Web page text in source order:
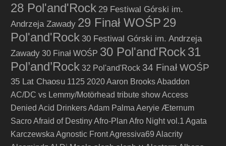
28 Pol'and'Rock 29 Festiwal Górski im.
Andrzeja Zawady 29 Finał WOŚP 29
Pol'and'Rock 30 Festiwal Górski im. Andrzeja
Zawady 30 Finał WOŚP 30 Pol'and'Rock31
Pol’and’Rock 32 Pol'and'Rock 34 Finał WOŚP
35 Lat Chaosu 1125 2020Aaron BrooksAbaddon
AC/DC vs Lemmy/Motörhead tribute showAccess
Denied Acid DrinkersAdam Palma Aeryie Æternum
SacroAfraid of DestinyAfro-Plan Afro Night vol.1 Agata
Karczewska Agnostic FrontAgressiva69 Alacrity